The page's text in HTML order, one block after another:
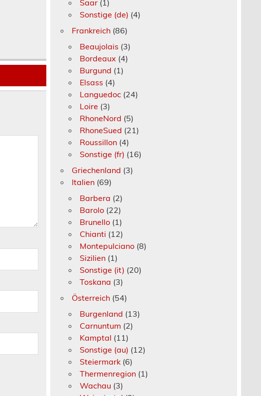
Saar (1)
Sonstige (de) (4)
Frankreich (86)
Beaujolais (3)
Bordeaux (4)
Burgund (1)
Elsass (4)
Languedoc (24)
Loire (3)
RhoneNord (5)
RhoneSued (21)
Roussillon (4)
Sonstige (fr) (16)
Griechenland (3)
Italien (69)
Barbera (2)
Barolo (22)
Brunello (1)
Chianti (12)
Montepulciano (8)
Sizilien (1)
Sonstige (it) (20)
Toskana (3)
Österreich (54)
Burgenland (13)
Carnuntum (2)
Kamptal (11)
Sonstige (au) (12)
Steiermark (6)
Thermenregion (1)
Wachau (3)